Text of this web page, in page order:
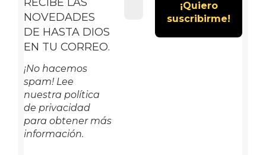
NOVEDADES
DE HASTA DIOS
EN TU CORREO.
¡No hacemos
spam! Lee
nuestra política
de privacidad
para obtener más
información.